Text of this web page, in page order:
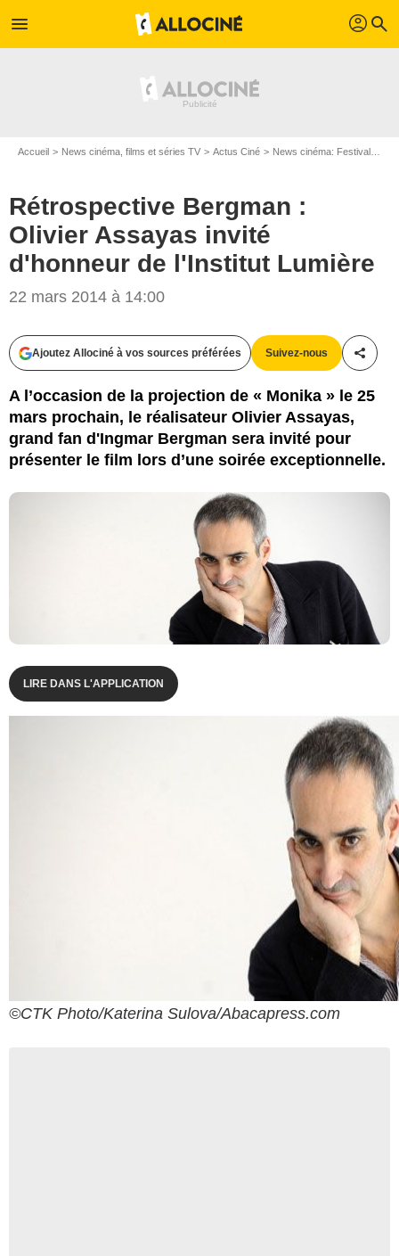
menu profil search
Accueil News cinéma, films et séries TV Actus Ciné News cinéma: Festivals
Rétrospective Bergman :
Olivier Assayas invité
d'honneur de l'Institut Lumière
22 mars 2014 à 14:00
Ajoutez Allociné à vos sources préférées Suivez-nous
A l’occasion de la projection de « Monika » le 25
mars prochain, le réalisateur Olivier Assayas,
grand fan d'Ingmar Bergman sera invité pour
présenter le film lors d’une soirée exceptionnelle.
LIRE DANS L'APPLICATION
©CTK Photo/Katerina Sulova/Abacapress.com